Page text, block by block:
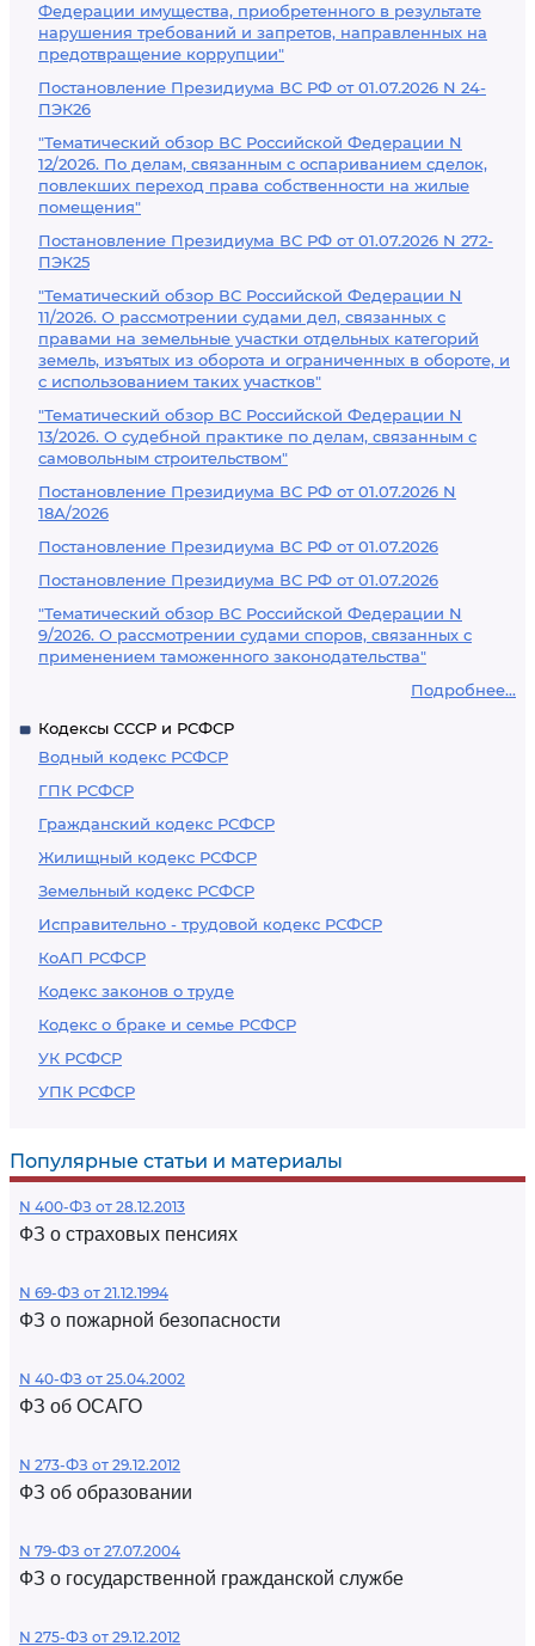
Федерации имущества, приобретенного в результате
нарушения требований и запретов, направленных на
предотвращение коррупции"
Постановление Президиума ВС РФ от 01.07.2026 N 24-
ПЭК26
"Тематический обзор ВС Российской Федерации N
12/2026. По делам, связанным с оспариванием сделок,
повлекших переход права собственности на жилые
помещения"
Постановление Президиума ВС РФ от 01.07.2026 N 272-
ПЭК25
"Тематический обзор ВС Российской Федерации N
11/2026. О рассмотрении судами дел, связанных с
правами на земельные участки отдельных категорий
земель, изъятых из оборота и ограниченных в обороте, и
с использованием таких участков"
"Тематический обзор ВС Российской Федерации N
13/2026. О судебной практике по делам, связанным с
самовольным строительством"
Постановление Президиума ВС РФ от 01.07.2026 N
18А/2026
Постановление Президиума ВС РФ от 01.07.2026
Постановление Президиума ВС РФ от 01.07.2026
"Тематический обзор ВС Российской Федерации N
9/2026. О рассмотрении судами споров, связанных с
применением таможенного законодательства"
Подробнее...
Кодексы СССР и РСФСР
Водный кодекс РСФСР
ГПК РСФСР
Гражданский кодекс РСФСР
Жилищный кодекс РСФСР
Земельный кодекс РСФСР
Исправительно - трудовой кодекс РСФСР
КоАП РСФСР
Кодекс законов о труде
Кодекс о браке и семье РСФСР
УК РСФСР
УПК РСФСР
Популярные статьи и материалы
N 400-ФЗ от 28.12.2013
ФЗ о страховых пенсиях
N 69-ФЗ от 21.12.1994
ФЗ о пожарной безопасности
N 40-ФЗ от 25.04.2002
ФЗ об ОСАГО
N 273-ФЗ от 29.12.2012
ФЗ об образовании
N 79-ФЗ от 27.07.2004
ФЗ о государственной гражданской службе
N 275-ФЗ от 29.12.2012